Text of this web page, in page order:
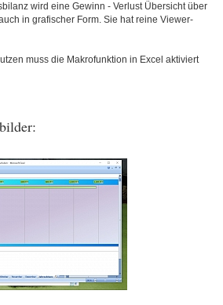
wird eine Gewinn - Verlust Übersicht über
in grafischer Form. Sie hat reine Viewer-
muss die Makrofunktion in Excel aktiviert